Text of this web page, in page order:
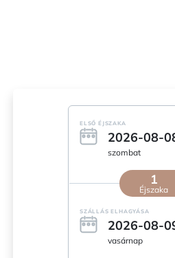
ELSŐ ÉJSZAKA
2026-08-
szombat
1
Éjszaka
SZÁLLÁS ELHAGYÁSA
2026-08-
vasárnap